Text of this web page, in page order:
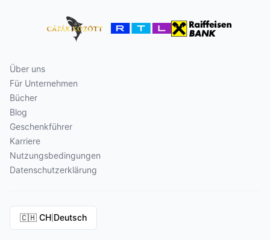
Über uns
Für Unternehmen
Bücher
Blog
Geschenkführer
Karriere
Nutzungsbedingungen
Datenschutzerklärung
🇨🇭 CH Deutsch